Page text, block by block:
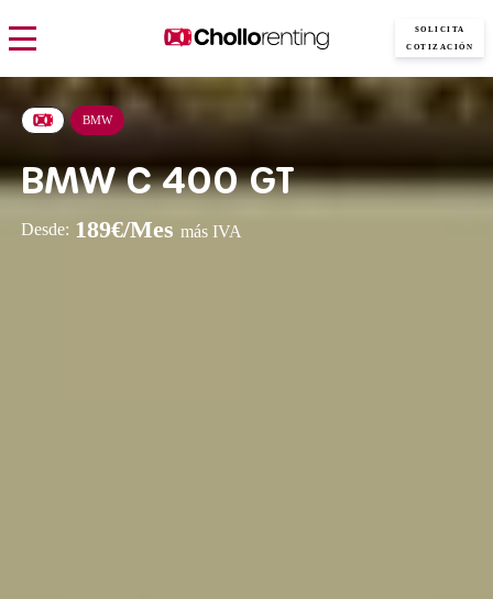
SOLICITA
COTIZACIÓN
BMW
BMW C 400 GT
Desde: 189€/Mes más IVA